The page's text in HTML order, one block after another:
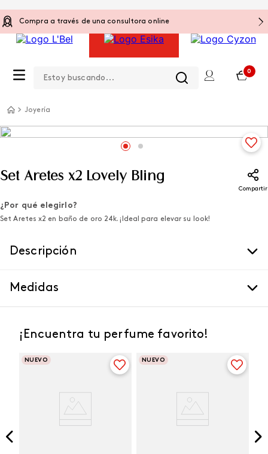
Compra a través de una consultora online
0
Joyería
Set Aretes x2 Lovely Bling
Compartir
¿Por qué elegirlo?
Set Aretes x2 en baño de oro 24k. ¡Ideal para elevar su look!
Descripción
Medidas
¡Encuentra tu perfume favorito!
NUEVO NUEVO